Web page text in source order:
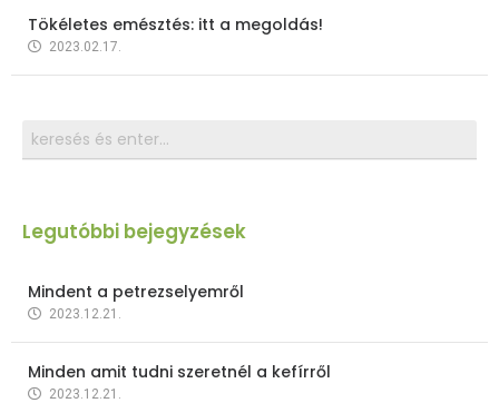
Tökéletes emésztés: itt a megoldás!
2023.02.17.
Legutóbbi bejegyzések
Mindent a petrezselyemről
2023.12.21.
Minden amit tudni szeretnél a kefírről
2023.12.21.